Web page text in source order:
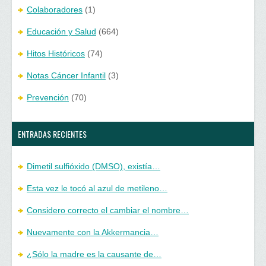
Colaboradores (1)
Educación y Salud (664)
Hitos Históricos (74)
Notas Cáncer Infantil (3)
Prevención (70)
ENTRADAS RECIENTES
Dimetil sulfióxido (DMSO), existía…
Esta vez le tocó al azul de metileno…
Considero correcto el cambiar el nombre…
Nuevamente con la Akkermancia…
¿Sólo la madre es la causante de…